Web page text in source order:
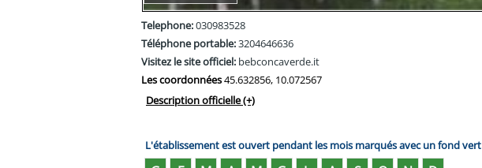
Telephone:030983528
Téléphone portable:3204646636
Visitez le site officiel: bebconcaverde.it
Les coordonnées45.632856, 10.072567
Description officielle(+)
L'établissement est ouvert pendant les mois marqués avec un fond vert